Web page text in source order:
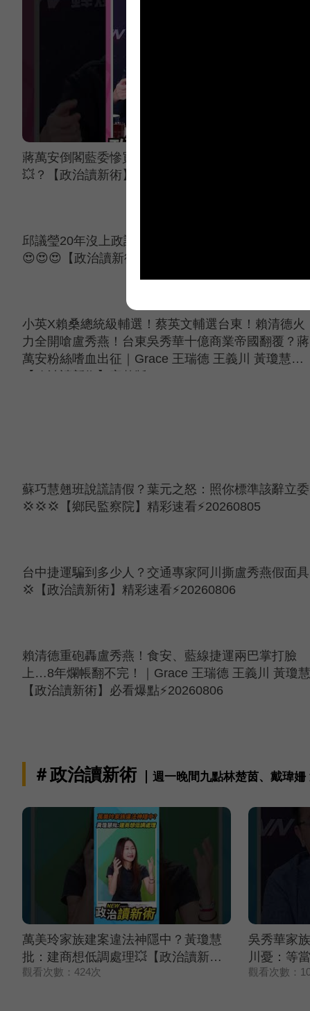
蔣萬安倒閣藍委慘買單？苗博雅：換你出戰天下小物
💥？【政治讀新術】精彩速看⚡20260803
邱議瑩20年沒上政論節目？阿苗首度同框漂亮寶貝
😍😍😍【政治讀新術】精彩速看⚡20260803
小英X賴桑總統級輔選！蔡英文輔選台東！賴清德火
力全開嗆盧秀燕！台東吳秀華十億商業帝國翻覆？蔣
萬安粉絲嗜血出征｜Grace 王瑞德 王義川 黃瓊慧
【政治讀新術】完整版20260806
蘇巧慧翹班說謊請假？葉元之怒：照你標準該辭立委
💢💢💢【鄉民監察院】精彩速看⚡20260805
台中捷運騙到多少人？交通專家阿川撕盧秀燕假面具
💢【政治讀新術】精彩速看⚡20260806
賴清德重砲轟盧秀燕！食安、藍線捷運兩巴掌打臉
上…8年爛帳翻不完！｜Grace 王瑞德 王義川 黃瓊慧
【政治讀新術】必看爆點⚡20260806
＃政治讀新術 週一晚間九點林楚茵、戴瑋
萬美玲家族建案違法神隱中？黃瓊慧
批：建商想低調處理💥【政治讀新
術】精彩速看⚡20260806
觀看次數：424次
吳秀華家
川憂：等
讀新術】
觀看次數：